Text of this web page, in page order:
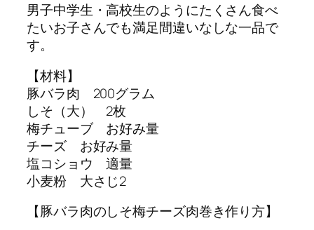
男子中学生・高校生のようにたくさん食べ
たいお子さんでも満足間違いなしな一品で
す。
【材料】
豚バラ肉 200グラム
しそ（大） 2枚
梅チューブ お好み量
チーズ お好み量
塩コショウ 適量
小麦粉 大さじ2
【豚バラ肉のしそ梅チーズ肉巻き作り方】